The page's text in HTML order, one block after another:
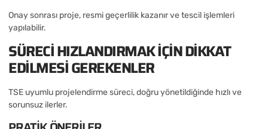
Onay sonrası proje, resmi geçerlilik kazanır ve tescil işlemleri
yapılabilir.
SÜRECI HIZLANDIRMAK IÇIN DIKKAT
EDILMESI GEREKENLER
TSE uyumlu projelendirme süreci, doğru yönetildiğinde hızlı ve
sorunsuz ilerler.